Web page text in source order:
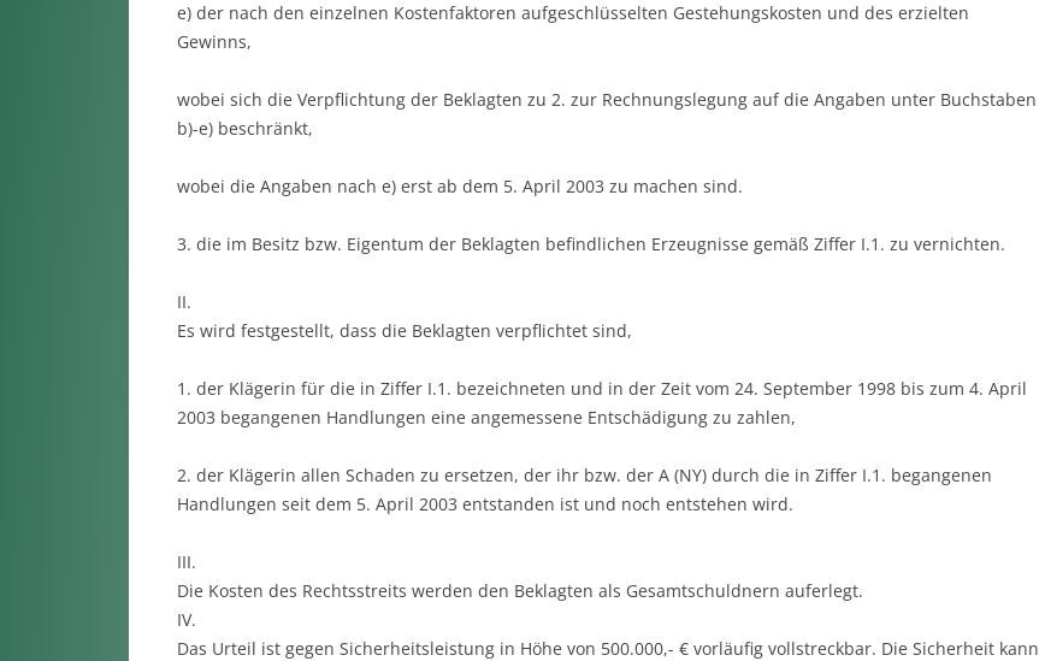
e) der nach den einzelnen Kostenfaktoren aufgeschlüsselten Gestehungskosten und des erzielten
Gewinns,
wobei sich die Verpflichtung der Beklagten zu 2. zur Rechnungslegung auf die Angaben unter Buchstaben
b)-e) beschränkt,
wobei die Angaben nach e) erst ab dem 5. April 2003 zu machen sind.
3. die im Besitz bzw. Eigentum der Beklagten befindlichen Erzeugnisse gemäß Ziffer I.1. zu vernichten.
II.
Es wird festgestellt, dass die Beklagten verpflichtet sind,
1. der Klägerin für die in Ziffer I.1. bezeichneten und in der Zeit vom 24. September 1998 bis zum 4. April
2003 begangenen Handlungen eine angemessene Entschädigung zu zahlen,
2. der Klägerin allen Schaden zu ersetzen, der ihr bzw. der A (NY) durch die in Ziffer I.1. begangenen
Handlungen seit dem 5. April 2003 entstanden ist und noch entstehen wird.
III.
Die Kosten des Rechtsstreits werden den Beklagten als Gesamtschuldnern auferlegt.
IV.
Das Urteil ist gegen Sicherheitsleistung in Höhe von 500.000,- € vorläufig vollstreckbar. Die Sicherheit kann